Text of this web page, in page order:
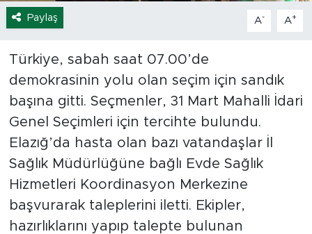
Paylaş A- A+
Türkiye, sabah saat 07.00’de
demokrasinin yolu olan seçim için sandık
başına gitti. Seçmenler, 31 Mart Mahalli İdari
Genel Seçimleri için tercihte bulundu.
Elazığ’da hasta olan bazı vatandaşlar İl
Sağlık Müdürlüğüne bağlı Evde Sağlık
Hizmetleri Koordinasyon Merkezine
başvurarak taleplerini iletti. Ekipler,
hazırlıklarını yapıp talepte bulunan
Ekonomi
Tavz Der